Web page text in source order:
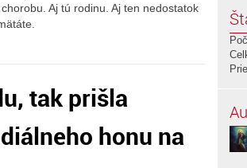
Aj tú rodinu. Aj ten nedostatok
tak prišla
honu na